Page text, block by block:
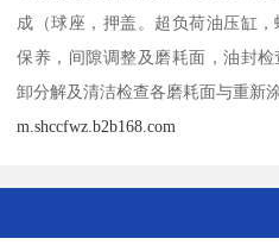
成（球座，押盖。超负荷油压缸
保养，间隙调整及磨耗面，油封
卸分解及清洁检查各磨耗面与重新
m.shccfwz.b2b168.com